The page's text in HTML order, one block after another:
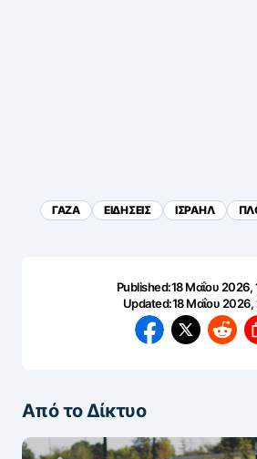
ΓΑΖΑ ΕΙΔΗΣΕΙΣ ΙΣΡΑΗΛ
Published:18 Μαΐου 2026,
Updated:18 Μαΐου 2026,
Από το Δίκτυο